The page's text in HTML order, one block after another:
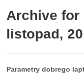
Archive for
listopad,
Parametry dobrego